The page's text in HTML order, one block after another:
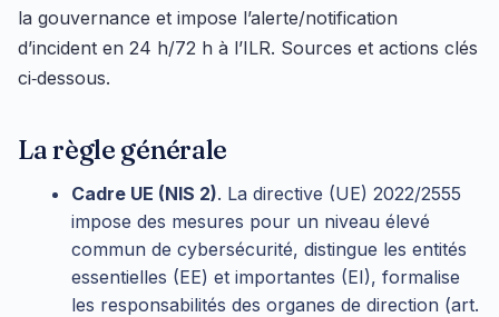
la gouvernance et impose l’alerte/notification
d’incident en 24 h/72 h à l’ILR. Sources et actions clés
ci‑dessous.
La règle générale
Cadre UE (NIS 2). La directive (UE) 2022/2555
impose des mesures pour un niveau élevé
commun de cybersécurité, distingue les entités
essentielles (EE) et importantes (EI), formalise
les responsabilités des organes de direction (art.